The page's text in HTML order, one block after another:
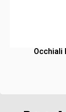
Occhiali